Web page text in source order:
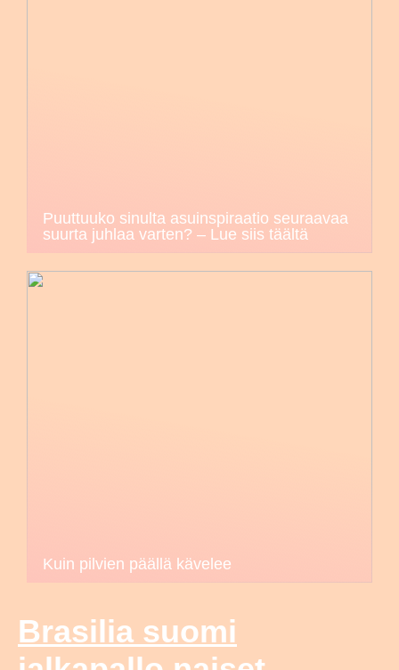
Puuttuuko sinulta asuinspiraatio seuraavaa
suurta juhlaa varten? – Lue siis täältä
Kuin pilvien päällä kävelee
Brasilia suomi